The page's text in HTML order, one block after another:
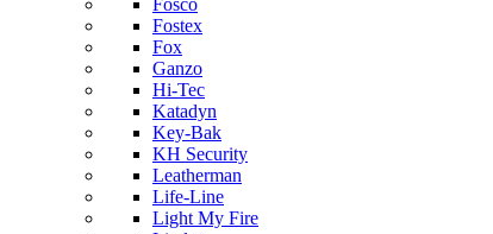
Fosco
Fostex
Fox
Ganzo
Hi-Tec
Katadyn
Key-Bak
KH Security
Leatherman
Life-Line
Light My Fire